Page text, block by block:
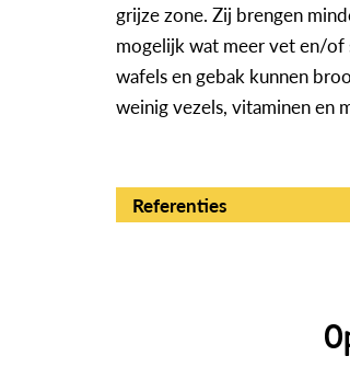
grijze zone. Zij brengen
mogelijk wat meer vet en/of
wafels en gebak kunnen
weinig vezels, vitaminen en
Referenties